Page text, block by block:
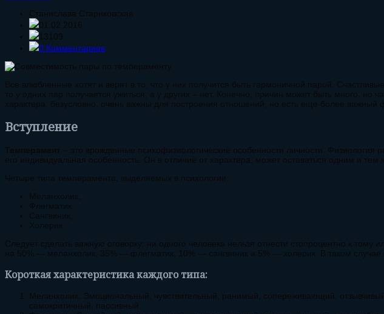
Станислава Стариковская
01.02.2016
13109
0 Комментариев
Все влюбленные хотят и верят в то, что у них получится быть гармоничной парой.
то у одних пар получается ужиться, а у других – нет. Конечно, причин может быть много, но
характера, безусловно, очень важны для построения отношений, но есть еще более важный
Вступление
Темперамент
– это врожденные психофизиологические особенности личности. Физиология
его индивидуальная особенность. Он в отличие от характера, может оставаться одним и тем
Четыре типа темперамента, выделяемых в психологии:
Меланхолик,
Флегматик,
Сангвиник,
Холерик.
Следует сделать важную оговорку: ни одного человека нельзя отнести стопроцентно к
на 50% — меланхолик, 35% — флегматик, 10% — сангвиник и 5% — холерик. В таком
Короткая характеристика каждого типа:
Меланхолик. Эмоциональный, чувствительный, ранимый, сопереживающий,
самокритичный, пассивный.